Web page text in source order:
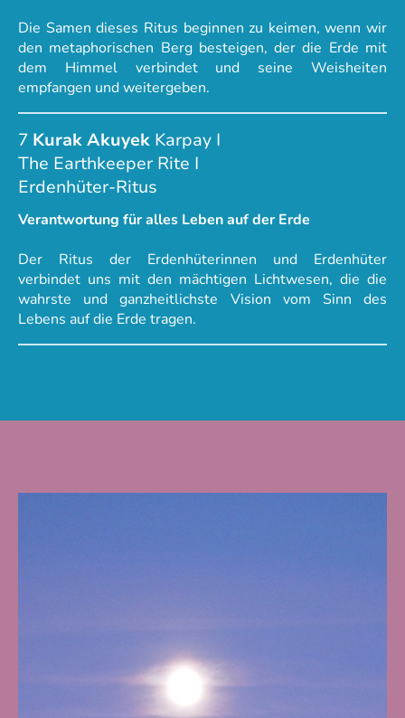
Die Samen dieses Ritus beginnen zu keimen, wenn wir
den metaphorischen Berg besteigen, der die Erde mit
dem Himmel verbindet und seine Weisheiten
empfangen und weitergeben.
7 Kurak Akuyek Karpay I
The Earthkeeper Rite I
Erdenhüter-Ritus
Verantwortung für alles Leben auf der Erde
Der Ritus der Erdenhüterinnen und Erdenhüter
verbindet uns mit den mächtigen Lichtwesen, die die
wahrste und ganzheitlichste Vision vom Sinn des
Lebens auf die Erde tragen.